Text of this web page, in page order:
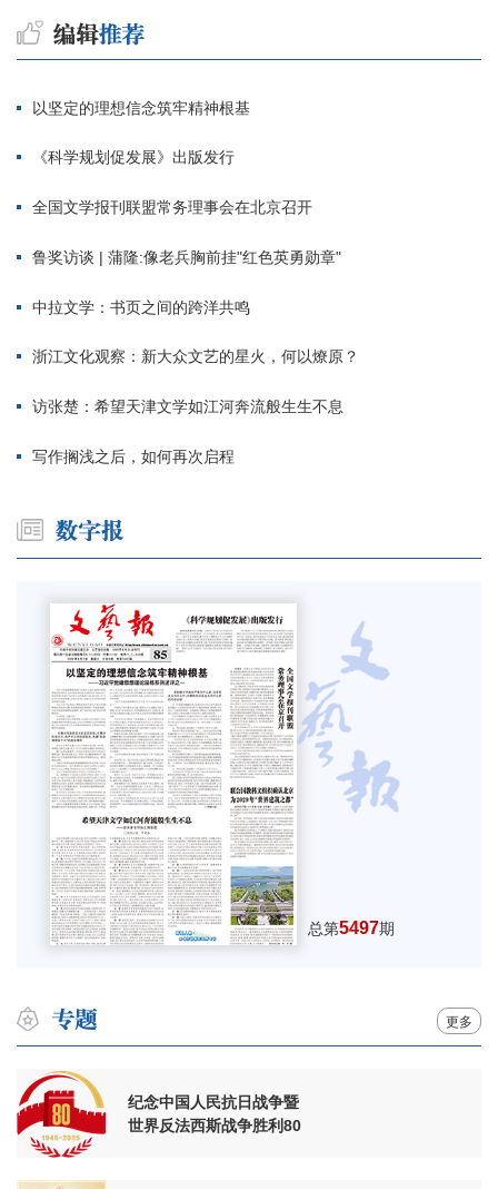
以坚定的理想信念筑牢精神根基
《科学规划促发展》出版发行
全国文学报刊联盟常务理事会在北京召开
鲁奖访谈 | 蒲隆:像老兵胸前挂"红色英勇勋章"
中拉文学：书页之间的跨洋共鸣
浙江文化观察：新大众文艺的星火，何以燎原？
访张楚：希望天津文学如江河奔流般生生不息
写作搁浅之后，如何再次启程
总第5497期
更多
纪念中国人民抗日战争暨
世界反法西斯战争胜利80